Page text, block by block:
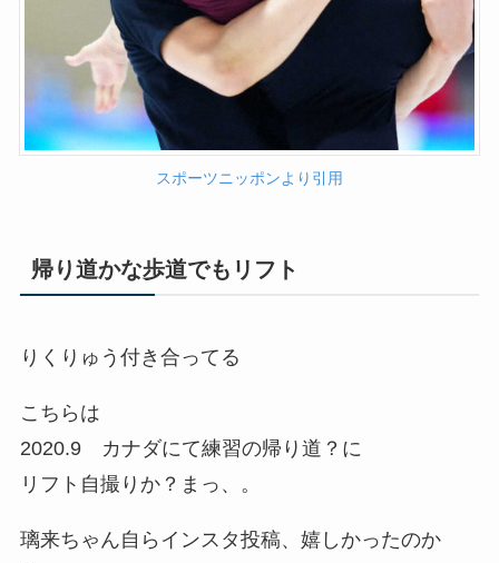
スポーツニッポンより引用
帰り道かな歩道でもリフト
りくりゅう付き合ってる
こちらは
2020.9 カナダにて練習の帰り道？に
リフト自撮りか？まっ、。
璃来ちゃん自らインスタ投稿、嬉しかったのか